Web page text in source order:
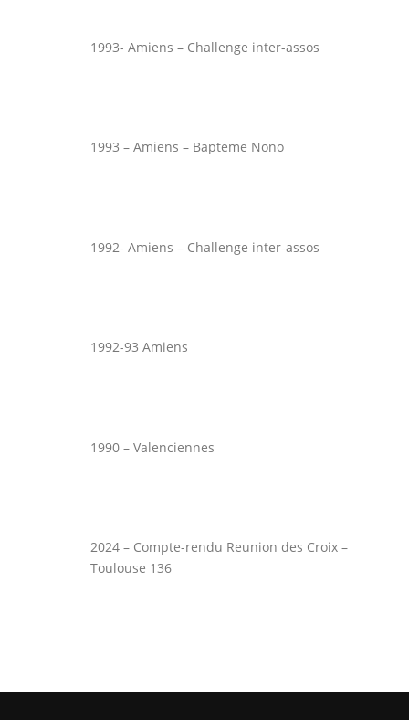
1993- Amiens – Challenge inter-assos
1993 – Amiens – Bapteme Nono
1992- Amiens – Challenge inter-assos
1992-93 Amiens
1990 – Valenciennes
2024 – Compte-rendu Reunion des Croix –
Toulouse 136